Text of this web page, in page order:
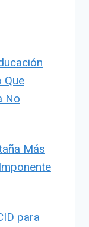
Que
No
Más
para